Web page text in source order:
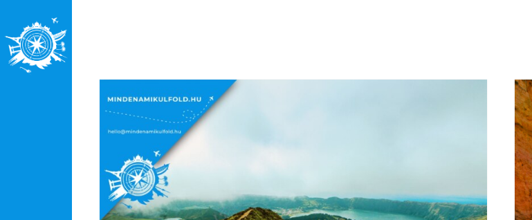
Külföldre költöznék!
Szakértőink
Beutazási engedélyek
Online bolt
Rendezvények
BLOG